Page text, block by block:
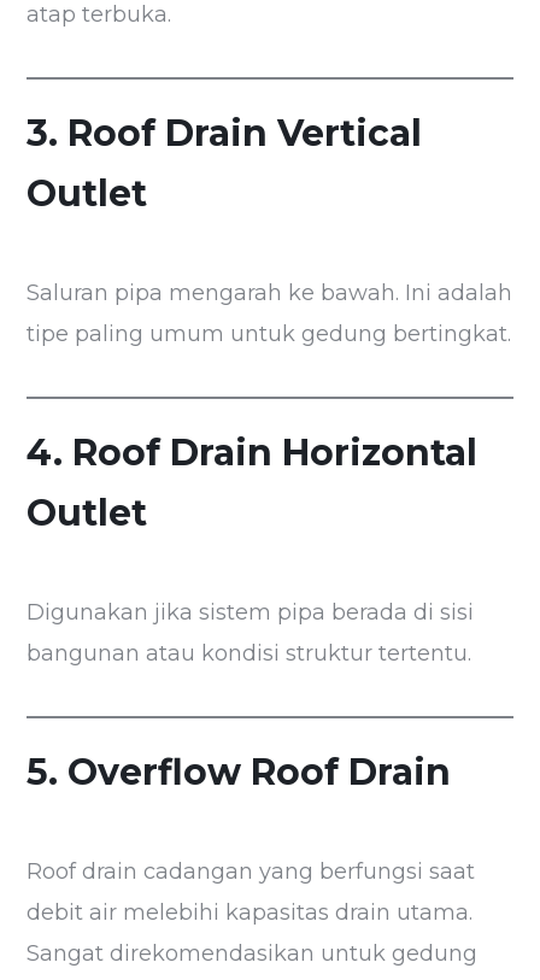
atap terbuka.
3. Roof Drain Vertical
Outlet
Saluran pipa mengarah ke bawah. Ini adalah
tipe paling umum untuk gedung bertingkat.
4. Roof Drain Horizontal
Outlet
Digunakan jika sistem pipa berada di sisi
bangunan atau kondisi struktur tertentu.
5. Overflow Roof Drain
Roof drain cadangan yang berfungsi saat
debit air melebihi kapasitas drain utama.
Sangat direkomendasikan untuk gedung